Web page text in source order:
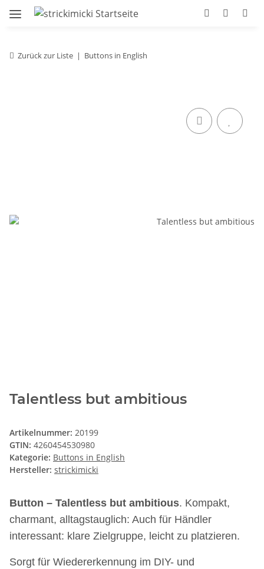
Zurück zur Liste Buttons in English
Talentless but ambitious
Artikelnummer: 20199
GTIN: 4260454530980
Kategorie: Buttons in English
Hersteller: strickimicki
Button – Talentless but ambitious. Kompakt,
charmant, alltagstauglich: Auch für Händler
interessant: klare Zielgruppe, leicht zu platzieren.
Sorgt für Wiedererkennung im DIY- und